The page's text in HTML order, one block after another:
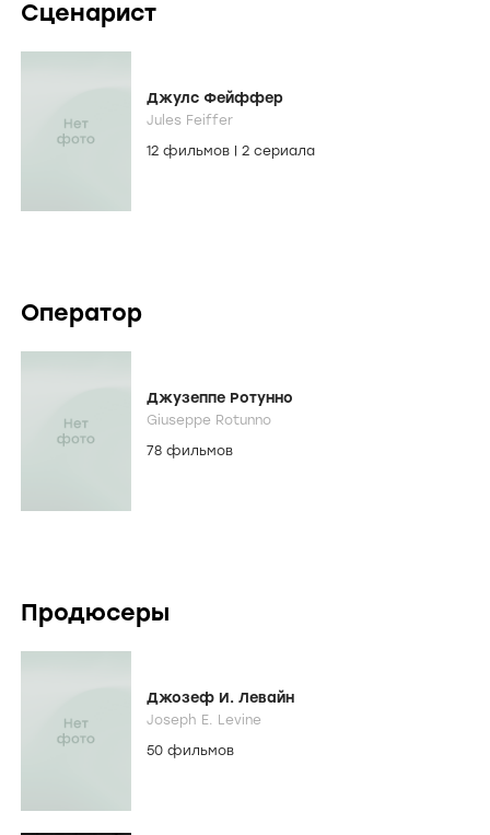
Сценарист
Джулс Фейффер
Jules Feiffer
12 фильмов
2 сериала
Оператор
Джузеппе Ротунно
Giuseppe Rotunno
78 фильмов
Продюсеры
Джозеф И. Левайн
Joseph E. Levine
50 фильмов